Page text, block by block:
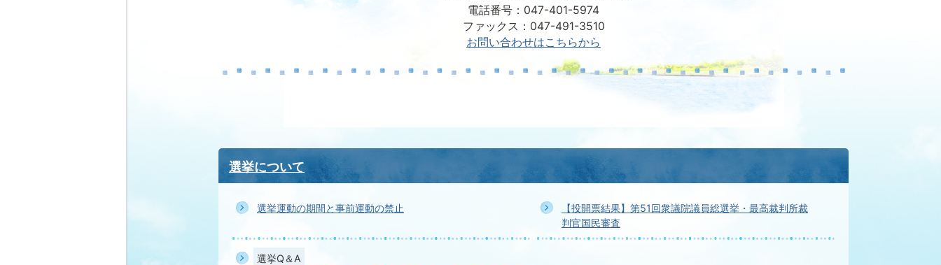
電話番号：047-401-5974
ファックス：047-491-3510
お問い合わせはこちらから
選挙について
選挙運動の期間と事前運動の禁止
【投開票結果】第51回衆議院議員総選挙・最高裁判所裁
判官国民審査
選挙Q＆A